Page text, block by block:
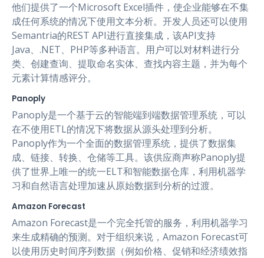
他们提供了一个Microsoft Excel插件，使企业能够在不集
成任何系统的情况下使用文本分析。开发人员还可以使用
Semantria的REST API进行直接集成，该API支持
Java、.NET、PHP等多种语言。用户可以对材料进行分
类、创建查询、提取命名实体、查找内容主题，并为每个
元素计算情感评分。
Panoply
Panoply是一个基于云的智能端到端数据管理系统，可以
在不使用ETL的情况下将数据从源头处理到分析。
Panoply作为一个全面的数据管理系统，提供了数据集
成、链接、转换、仓储等工具。该供应商声称Panoply提
供了世界上唯一的统一ELT和智能数据仓库，利用机器学
习和自然语言处理加速从原始数据到分析的过渡。
Amazon Forecast
Amazon Forecast是一个完全托管的服务，利用机器学习
来生成精确的预测。对于组织来说，Amazon Forecast可
以使用历史时间序列数据（例如价格、促销和经济绩效指